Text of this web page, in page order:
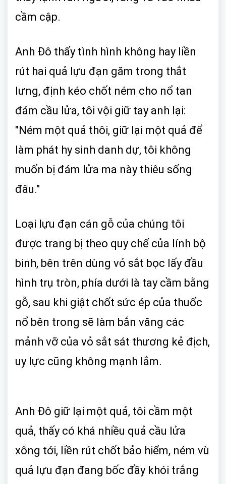
cầm cập.
Anh Đô thấy tình hình không hay liền
rút hai quả lựu đạn găm trong thắt
lưng, định kéo chốt ném cho nổ tan
đám cầu lửa, tôi vội giữ tay anh lại:
"Ném một quả thôi, giữ lại một quả để
làm phát hy sinh danh dự, tôi không
muốn bị đám lửa ma này thiêu sống
đâu."
Loại lựu đạn cán gỗ của chúng tôi
được trang bị theo quy chế của lính bộ
binh, bên trên dùng vỏ sắt bọc lấy đầu
hình trụ tròn, phía dưới là tay cầm bằng
gỗ, sau khi giật chốt sức ép của thuốc
nổ bên trong sẽ làm bắn văng các
mảnh vỡ của vỏ sắt sát thương kẻ địch,
uy lực cũng không mạnh lắm.
Anh Đô giữ lại một quả, tôi cầm một
quả, thấy có khá nhiều quả cầu lửa
xông tới, liền rút chốt bảo hiểm, ném vù
quả lựu đạn đang bốc đầy khói trắng